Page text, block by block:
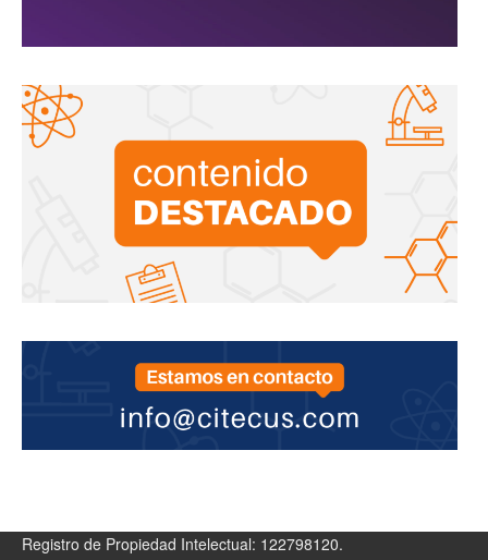
Registro de Propiedad Intelectual: 122798120.